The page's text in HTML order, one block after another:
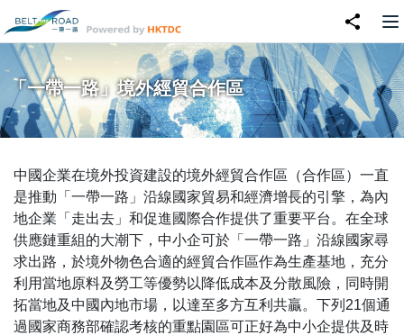
「一帶一路」境外經貿合作區
中國企業在境外投資建設的境外經貿合作區（合作區）一直
是推動「一帶一路」沿線國家貿易和經濟增長的引擎，為內
地企業「走出去」和促進國際合作提供了重要平台。在全球
供應鏈重組的大潮下，中小企可於「一帶一路」沿線國家尋
求出路，於境外物色合適的經貿合作區作為生產基地，充分
利用當地原料及勞工等優勢以降低成本及分散風險，同時開
拓當地及中國內地市場，以達至多方互利共贏。下列21個通
過國家商務部確認考核的重點園區可正好為中小企提供及時